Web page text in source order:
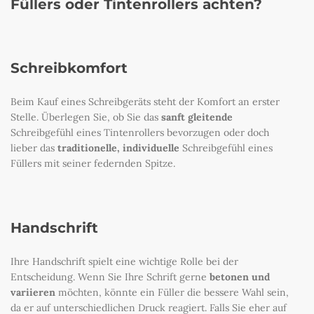
Füllers oder Tintenrollers achten?
Schreibkomfort
Beim Kauf eines Schreibgeräts steht der Komfort an erster
Stelle. Überlegen Sie, ob Sie das sanft gleitende
Schreibgefühl eines Tintenrollers bevorzugen oder doch
lieber das traditionelle, individuelle Schreibgefühl eines
Füllers mit seiner federnden Spitze.
Handschrift
Ihre Handschrift spielt eine wichtige Rolle bei der
Entscheidung. Wenn Sie Ihre Schrift gerne betonen und
variieren möchten, könnte ein Füller die bessere Wahl sein,
da er auf unterschiedlichen Druck reagiert. Falls Sie eher auf